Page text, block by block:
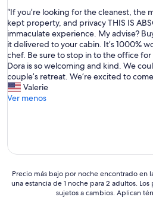
10,
Excepcional,
(221
opiniones)
“
I
f
y
o
u
’
r
e
i
“If you’re looking for the cleanest, the
kept property, and privacy THIS IS
immaculate experience. My advise?
it delivered to your cabin. It’s 1000%
chef. Be sure to stop in to the office
Dora is so welcoming and kind. We
couple’s retreat. We’re excited to
Valerie
Ver menos
Precio
más
Precio más bajo por noche encontrado en
una estancia de 1 noche para 2 adultos.
sujetos a cambios. Aplican